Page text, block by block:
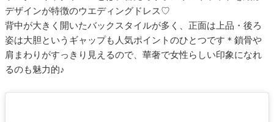
デザインが特徴のウエディングドレス♡
背中が大きく開いたバックスタイルが多く、正面は上品・後ろ
姿は大胆というギャップも人気ポイントのひとつです＊鎖骨や
肩まわりがすっきり見えるので、華奢で女性らしい印象になれ
るのも魅力的♪